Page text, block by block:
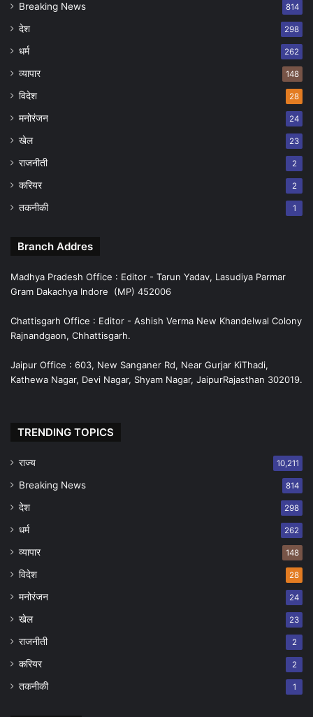
Breaking News 814
देश 298
धर्म 262
व्यापार 148
विदेश 28
मनोरंजन 24
खेल 23
राजनीती 2
करियर 2
तकनीकी 1
Branch Addres
Madhya Pradesh Office : Editor - Tarun Yadav, Lasudiya Parmar
Gram Dakachya Indore (MP) 452006
Chattisgarh Office : Editor - Ashish Verma New Khandelwal Colony
Rajnandgaon, Chhattisgarh.
Jaipur Office : 603, New Sanganer Rd, Near Gurjar KiThadi,
Kathewa Nagar, Devi Nagar, Shyam Nagar, JaipurRajasthan 302019.
TRENDING TOPICS
राज्य 10,211
Breaking News 814
देश 298
धर्म 262
व्यापार 148
विदेश 28
मनोरंजन 24
खेल 23
राजनीती 2
करियर 2
तकनीकी 1